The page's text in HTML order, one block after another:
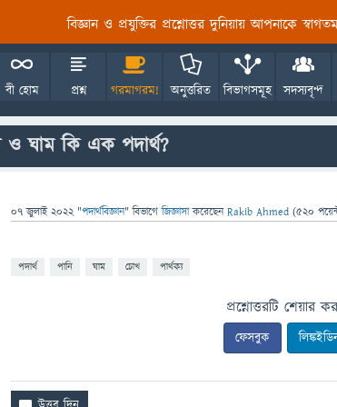
বিজ্ঞান ও প্রযুক্তির প্রশ্নোত্তর দুনিয়ায় আপনাকে
বী হোম প্রশ্ন গরমাগরম! অনুত্তরিত বিভাগসমূহ সদস্যবৃন্দ
ঘাম কি এক পদার্থ?
07 জুলাই 2022 "পদার্থবিজ্ঞান" বিভাগে জিজ্ঞাসাকরেছেনRakib Ahmed (520
পদার্থ পানি ঘাম চোখ পার্থক্য
প্রশ্নোত্তরটি শেয়ার
ফেসবুক